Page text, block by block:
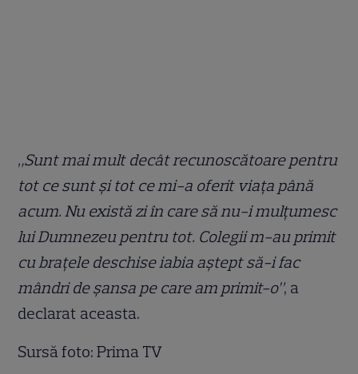
„Sunt mai mult decât recunoscătoare pentru
tot ce sunt și tot ce mi-a oferit viața până
acum. Nu există zi în care să nu-i mulțumesc
lui Dumnezeu pentru tot. Colegii m-au primit
cu brațele deschise iabia aștept să-i fac
mândri de șansa pe care am primit-o”, a
declarat aceasta.
Sursă foto: Prima TV